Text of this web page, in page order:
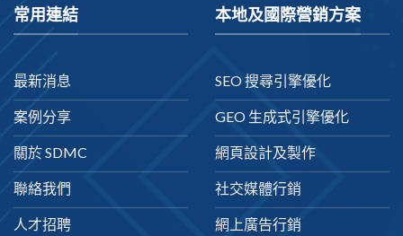
常用連結
最新消息
案例分享
關於 SDMC
聯絡我們
人才招聘
本地及國際營銷方案
SEO 搜尋引擎優化
GEO 生成式引擎優化
網頁設計及製作
社交媒體行銷
網上廣告行銷